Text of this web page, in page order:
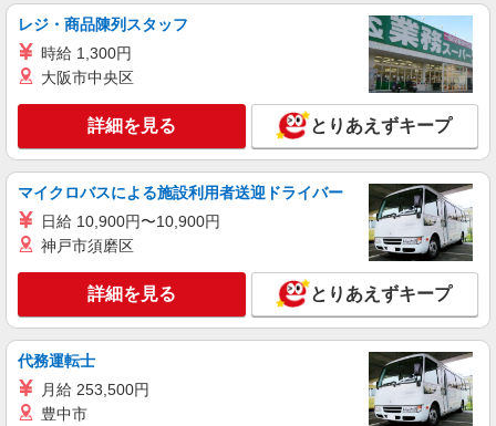
派遣社員
株式会社トラストグロース 新宿本社 第3営業部
特別養護老人ホームでの夜専介護士
時給：実務者研修1600円〜／介護福祉士1650
円〜 ※資格・経験などによる
東京都東久留米市
キープ 詳細を見る
派遣社員
株式会社トラストグロース 新宿本社 第3営業部
特別養護老人ホームでの介護士
時給：初任者研修1400円 /実務者研修1450円 /
介護福祉士1500円 ※資格や経験などによる
詳細を見る
レジ・商品陳列スタッフ
時給 1,300円
大阪市中央区
詳細を見る とりあえずキープ
マイクロバスによる施設利用者送迎ドライバー
日給 10,900円〜10,900円
神戸市須磨区
詳細を見る とりあえずキープ
代務運転士
月給 253,500円
豊中市